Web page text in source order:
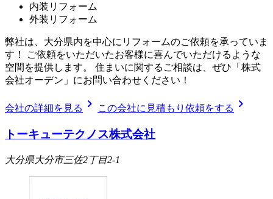
内装リフォーム
外装リフォーム
弊社は、大分県内を中心にリフォームのご依頼を承っていま
す！ ご依頼をいただいたお客様に喜んでいただけるような
空間を提供します。 住まいに関するご相談は、ぜひ「株式
会社オーデン」にお問い合わせください！
会社の詳細を見る chevron_right この会社に見積もり依頼をする chevron_right
トーキューテクノス株式会社
大分県大分市三佐2丁目2-1